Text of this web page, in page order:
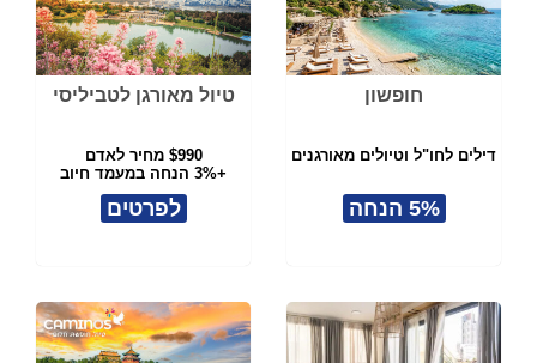
חופשון
דילים לחו"ל וטיולים מאורגנים
5% הנחה
טיול מאורגן לטביליסי
$990 מחיר לאדם
+3% הנחה במעמד חיוב
לפרטים